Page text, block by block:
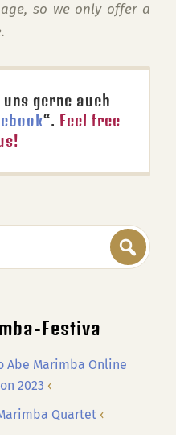
so we only offer a
gerne auch
“. Feel free
Festiva
Abe Marimba Online
2023
Quartet